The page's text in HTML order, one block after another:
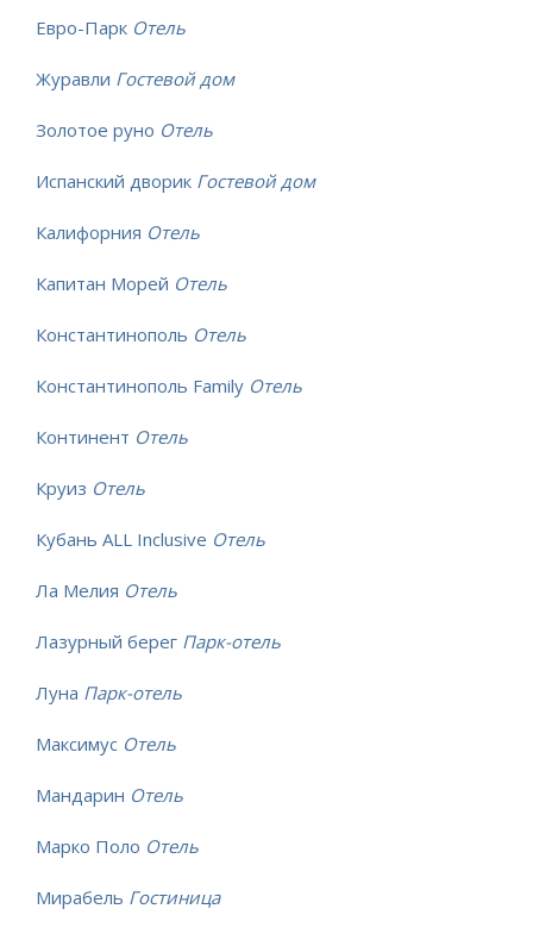
Евро-Парк Отель
Журавли Гостевой дом
Золотое руно Отель
Испанский дворик Гостевой дом
Калифорния Отель
Капитан Морей Отель
Константинополь Отель
Константинополь Family Отель
Континент Отель
Круиз Отель
Кубань ALL Inclusive Отель
Ла Мелия Отель
Лазурный берег Парк-отель
Луна Парк-отель
Максимус Отель
Мандарин Отель
Марко Поло Отель
Мирабель Гостиница